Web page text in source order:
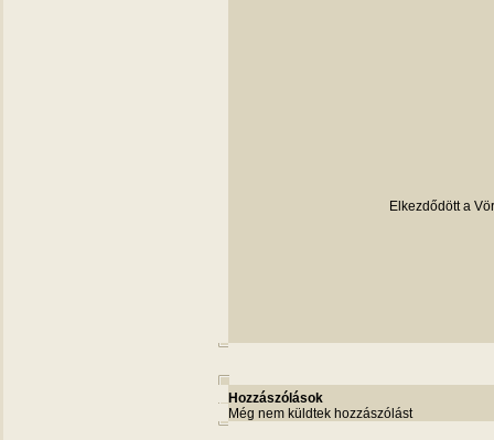
Elkezdődött a
Hozzászólások
Még nem küldtek hozzászólást